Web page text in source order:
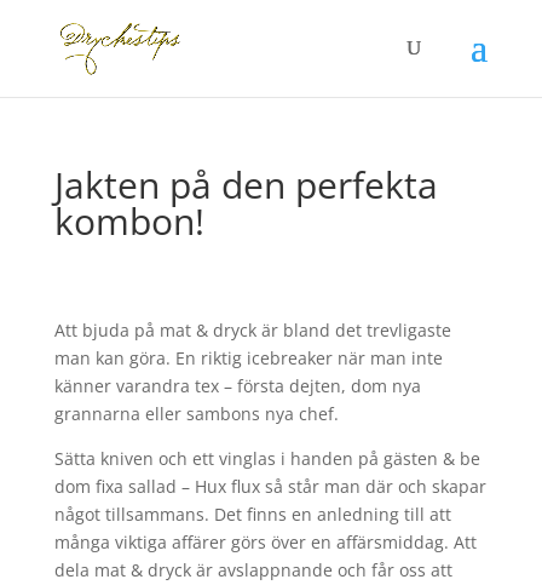
Jakten på den perfekta
kombon!
Att bjuda på mat & dryck är bland det trevligaste
man kan göra. En riktig icebreaker när man inte
känner varandra tex – första dejten, dom nya
grannarna eller sambons nya chef.
Sätta kniven och ett vinglas i handen på gästen & be
dom fixa sallad – Hux flux så står man där och skapar
något tillsammans. Det finns en anledning till att
många viktiga affärer görs över en affärsmiddag. Att
dela mat & dryck är avslappnande och får oss att